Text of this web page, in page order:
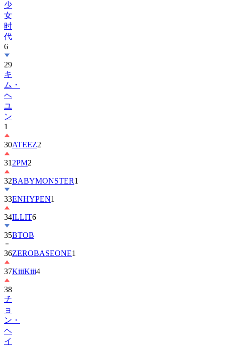
少
女
时
代
6
29
キ
ム・
ヘ
ユ
ン
1
30ATEEZ2
31 2PM2
32BABYMONSTER1
33ENHYPEN1
34ILLIT6
35BTOB
36ZEROBASEONE1
37KiiiKiii4
38
チ
ョ
ン・
ヘ
イ